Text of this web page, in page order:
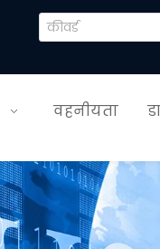
वहनीयता